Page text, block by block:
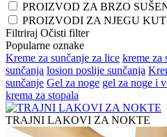
PROIZVOD ZA BRZO
PROIZVODI ZA NJEGU
Filtriraj Očisti filter
Popularne oznake
Kreme za sunčanje za lice kreme za
sunčanja losion poslije sunčanja
sunčanje Gel za noge gel za noge i
krema za stopala
TRAJNI LAKOVI ZA NOKTE